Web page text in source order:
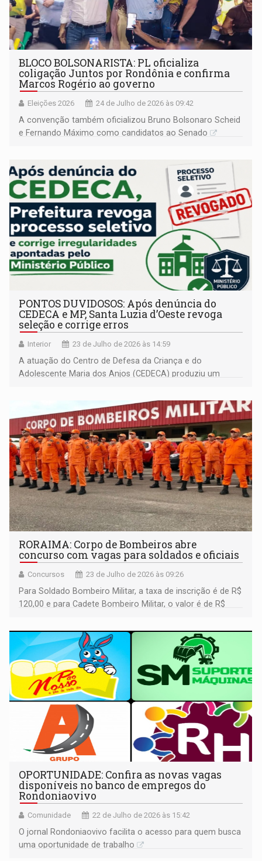
BLOCO BOLSONARISTA: PL oficializa
coligação Juntos por Rondônia e confirma
Marcos Rogério ao governo
Eleições 2026 24 de Julho de 2026 às 09:42
A convenção também oficializou Bruno Bolsonaro Scheid
e Fernando Máximo como candidatos ao Senado
PONTOS DUVIDOSOS: Após denúncia do
CEDECA e MP, Santa Luzia d’Oeste revoga
seleção e corrige erros
Interior 23 de Julho de 2026 às 14:59
A atuação do Centro de Defesa da Criança e do
Adolescente Maria dos Anjos (CEDECA) produziu um
fundamentais em Santa Luzia d’Oeste
RORAIMA: Corpo de Bombeiros abre
concurso com vagas para soldados e oficiais
Concursos 23 de Julho de 2026 às 09:26
Para Soldado Bombeiro Militar, a taxa de inscrição é de R$
120,00 e para Cadete Bombeiro Militar, o valor é de R$
OPORTUNIDADE: Confira as novas vagas
disponíveis no banco de empregos do
Rondoniaovivo
Comunidade 22 de Julho de 2026 às 15:42
O jornal Rondoniaovivo facilita o acesso para quem busca
uma oportunidade de trabalho